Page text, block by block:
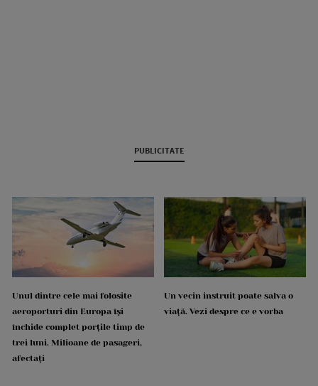
PUBLICITATE
Unul dintre cele mai folosite
aeroporturi din Europa își
închide complet porțile timp de
trei luni. Milioane de pasageri,
afectați
Un vecin instruit poate salva o
viață. Vezi despre ce e vorba